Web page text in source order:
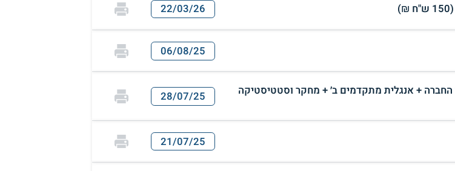
22/03/26
06/08/25
+ אנגלית מתקדמים ב׳ + מחקר וסטטיסטיקה
28/07/25
21/07/25